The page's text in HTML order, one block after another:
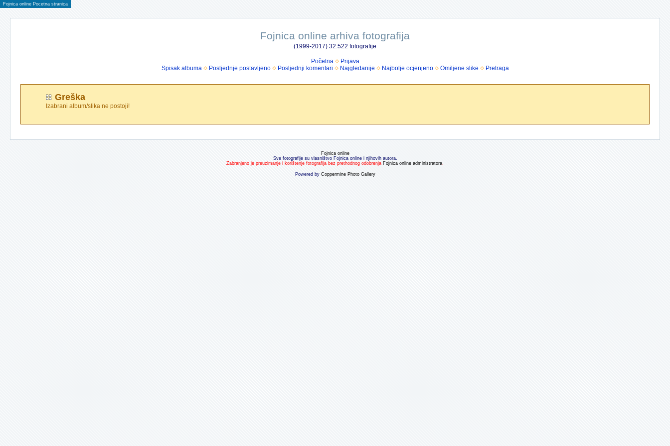
Fojnica online Pocetna stranica
Fojnica online arhiva fotografija
(1999-2017) 32.522 fotografije
Početna
Prijava
Spisak albuma
Posljednje postavljeno Posljednji komentari Najgledanije Najbolje ocjenjeno Omiljene slike Pretraga
Greška
Izabrani album/slika ne postoji!
Fojnica online
Sve fotografije su vlasništvo Fojnica online i njihovih autora.
Zabranjeno je preuzimanje i korištenje fotografija bez prethodnog odobrenja Fojnica online administratora.
Powered by Coppermine Photo Gallery